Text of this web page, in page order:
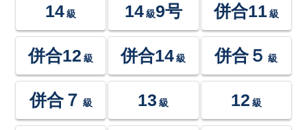
14 級 14級9号 併合11 級
併合12 級 併合14 級 併合５ 級
併合７ 級 13 級 12 級